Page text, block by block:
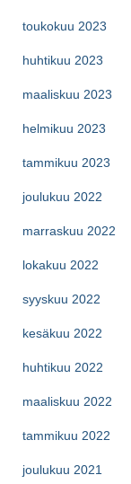
toukokuu 2023
huhtikuu 2023
maaliskuu 2023
helmikuu 2023
tammikuu 2023
joulukuu 2022
marraskuu 2022
lokakuu 2022
syyskuu 2022
kesäkuu 2022
huhtikuu 2022
maaliskuu 2022
tammikuu 2022
joulukuu 2021